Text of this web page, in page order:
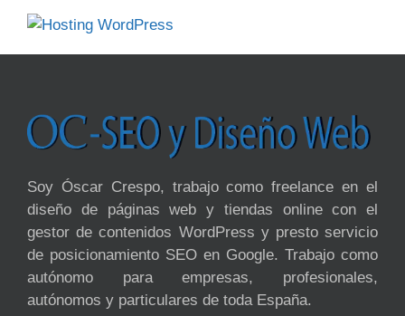
Soy Óscar Crespo, trabajo como freelance en el
diseño de páginas web y tiendas online con el
gestor de contenidos WordPress y presto servicio
de posicionamiento SEO en Google. Trabajo como
autónomo para empresas, profesionales,
autónomos y particulares de toda España.